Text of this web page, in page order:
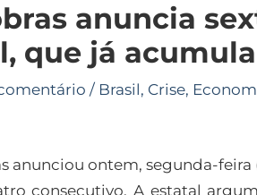
anuncia
que já
/ Brasil, Crise,
anunciou ontem, segunda-
consecutivo. A estatal